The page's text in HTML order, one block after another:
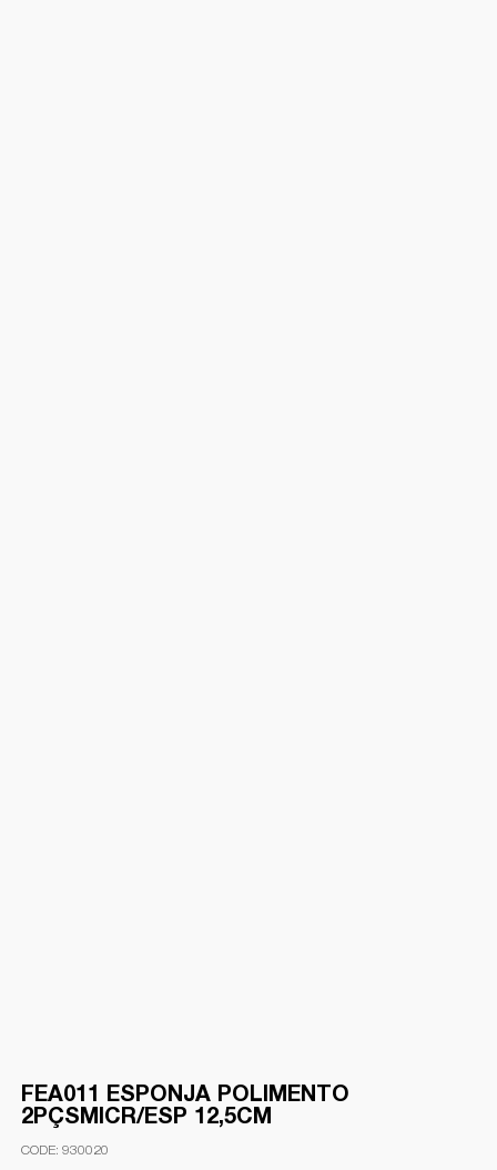
FEA011 ESPONJA POLIMENTO
2PÇSMICR/ESP 12,5CM
930020